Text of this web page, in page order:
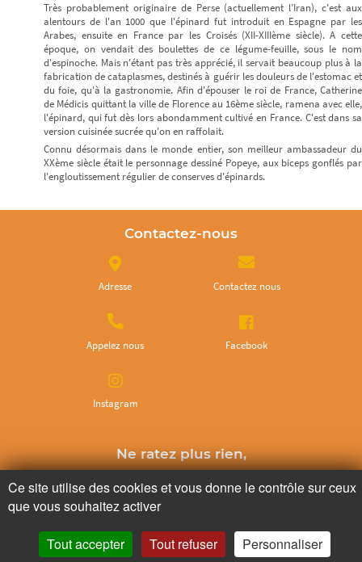
Très probablement originaire de Perse (actuellement l’Iran), c'est aux
alentours de l'an 1000 que l'épinard fut introduit en Espagne par les
Arabes, ensuite en France par les Croisés (XII-XIIIème siècle). A cette
époque, on vendait des boulettes de ce légume-feuille, sous le nom
d'espinoche. Mais n'étant pas très apprécié, il servait beaucoup plus à la
fabrication de cataplasmes, destinés à guérir les douleurs de l'estomac et
du foie, qu'à la gastronomie. Afin d'épouser le roi de France, Catherine
de Médicis quittant la ville de Florence au 16ème siècle, ramena avec elle,
l'épinard, qui fut dès lors abondamment cultivé en France. C'est dans sa
version cuisinée sucrée qu'on en raffolait.
Connu désormais dans le monde entier, son meilleur ambassadeur du
XXème siècle était le personnage dessiné Popeye, aux biceps gonflés par
l'engloutissement régulier de conserves d'épinards.
Contactez-nous
Adresse Contactez nous
Appelez nous Facebook
Instagram
Ne ratez plus rien,
Abonnez-vous à notre newsletter
Je m’inscris
Ce site utilise des cookies et vous donne le contrôle sur ceux
que vous souhaitez activer
Tout accepter Tout refuser Personnaliser